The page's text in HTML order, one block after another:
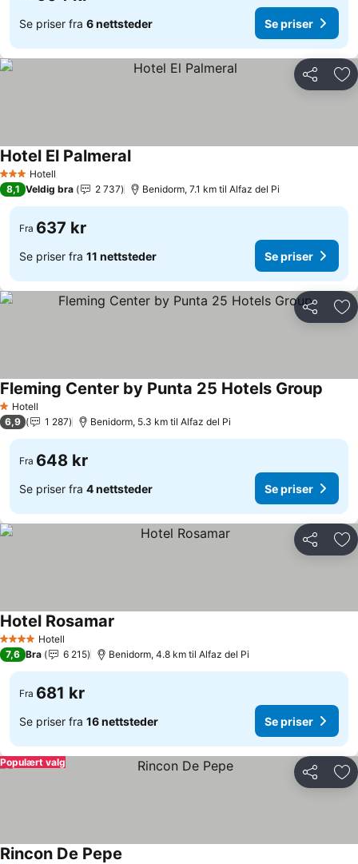
Se priser fra 6 nettsteder Se priser
Del
3 StjernerHotell
Hotel El PalmeralSe priser
8,1 Veldig bra 2 737 Benidorm, 7.1 km til Alfaz del Pi
Fra 637 kr
Se priser fra 11 nettsteder Se priser
Del
1 Stjerner
Hotell
Fleming Center by Punta 25 Hotels Group
6,9 1 287 Benidorm, 5.3 km til Alfaz del Pi
Fra 648 kr
Se priser fra 4 nettsteder Se priser
Del
4 StjernerHotell
Hotel Rosamar
7,6 Bra 6 215 Benidorm, 4.8 km til Alfaz del Pi
Fra 681 kr
Se priser fra 16 nettsteder Se priser
Del
Populært valg
Rincon De Pepe